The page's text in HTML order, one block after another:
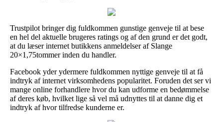
Trustpilot bringer dig fuldkommen gunstige genveje til at bese
en hel del aktuelle brugeres ratings og af den grund er det godt,
at du læser internet butikkens anmeldelser af Slange
20×1,75tommer inden du handler.
Facebook yder ydermere fuldkommen nyttige genveje til at få
indtryk af internet virksomhedens popularitet. Foruden det ser vi
mange online forhandlere hvor du kan udforme en bedømmelse
af deres køb, hvilket lige så vel må udnyttes til at danne dig et
indtryk af hvor tilfredse kunderne er.